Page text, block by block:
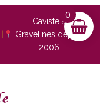
Caviste à
Gravelines depuis
2006
0